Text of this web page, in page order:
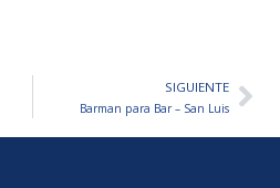
SIGUIENTE
Barman para Bar – San Luis